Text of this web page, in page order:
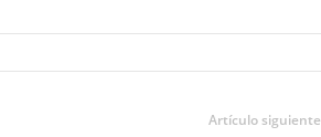
Artículo siguiente